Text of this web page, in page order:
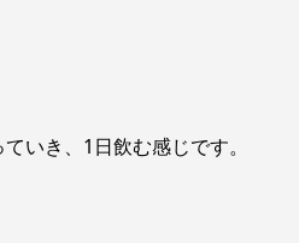
いき、1日飲む感じです。